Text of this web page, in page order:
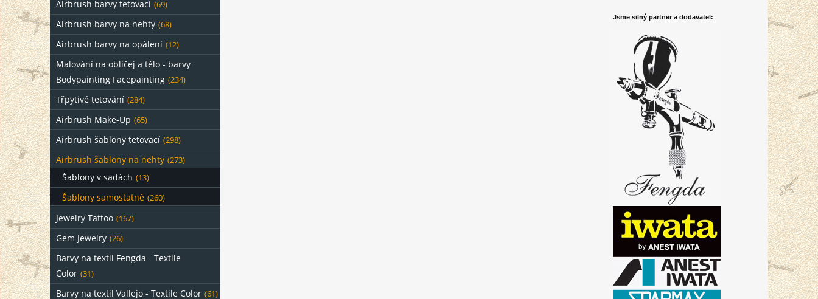
Airbrush barvy tetovací (69)
Airbrush barvy na nehty (68)
Airbrush barvy na opálení (12)
Malování na obličej a tělo - barvy
Bodypainting Facepainting (234)
Třpytivé tetování (284)
Airbrush Make-Up (65)
Airbrush šablony tetovací (298)
Airbrush šablony na nehty (273)
Šablony v sadách (13)
Šablony samostatně (260)
Jewelry Tattoo (167)
Gem Jewelry (26)
Barvy na textil Fengda - Textile
Color (31)
Barvy na textil Vallejo - Textile Color (61)
Jsme silný partner a dodavatel: